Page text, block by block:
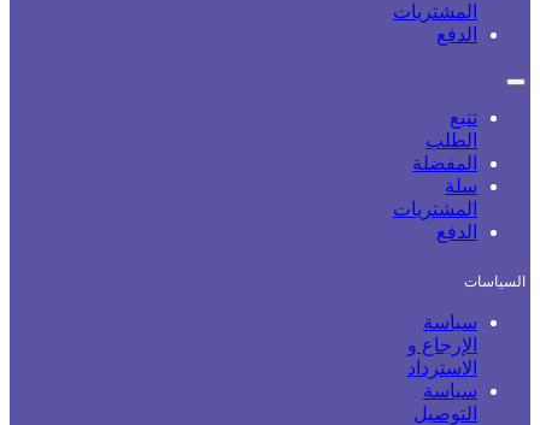
المشتريات
الدفع
تتبع
الطلب
المفضلة
سلة
المشتريات
الدفع
السياسات
سياسة
الإرجاع و
الاسترداد
سياسة
التوصيل